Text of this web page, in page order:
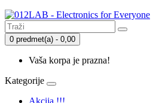
0 predmet(a) - 0,00
Vaša korpa je prazna!
Kategorije
Akcija !!!